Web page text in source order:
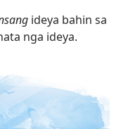
ideya bahin sa
nga ideya.